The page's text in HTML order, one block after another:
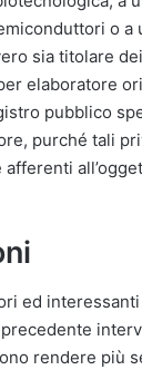
o a
sia titolare
elaboratore
pubblico
purché tali
ed
rendere più